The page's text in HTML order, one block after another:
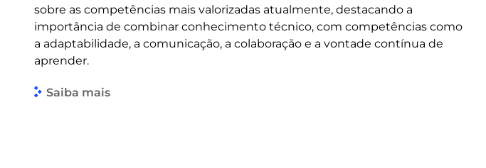
sobre as competências mais valorizadas atualmente, destacando a
importância de combinar conhecimento técnico, com competências como
a adaptabilidade, a comunicação, a colaboração e a vontade contínua de
aprender.
Saiba mais